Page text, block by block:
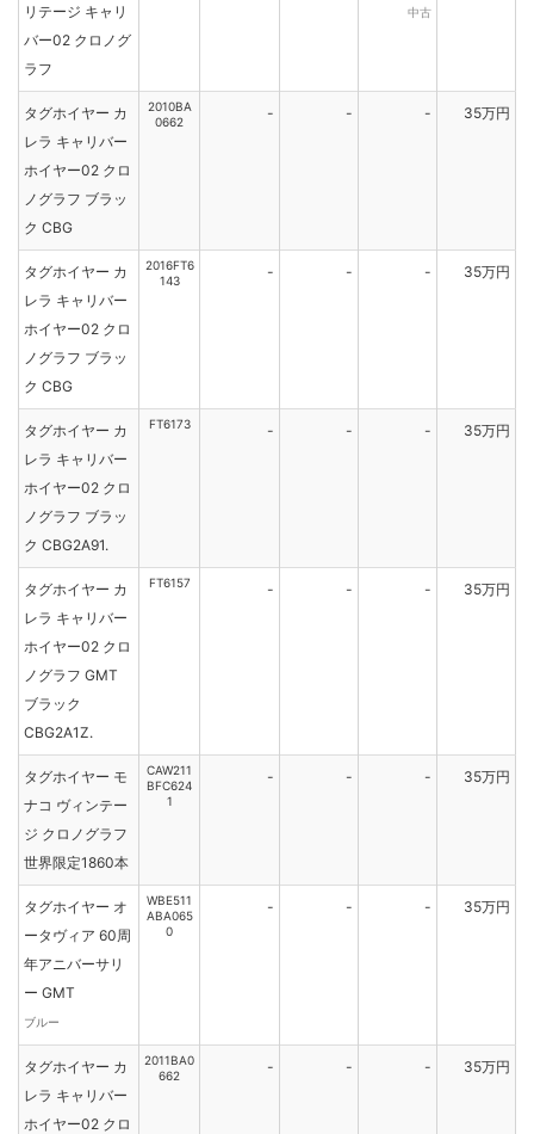
リテージ キャリ
バー02 クロノグ
ラフ
中古
タグホイヤー カ
レラ キャリバー
ホイヤー02 クロ
ノグラフ ブラッ
ク CBG
2010BA
0662
- - - 35万円
タグホイヤー カ
レラ キャリバー
ホイヤー02 クロ
ノグラフ ブラッ
ク CBG
2016FT6
143
- - - 35万円
タグホイヤー カ
レラ キャリバー
ホイヤー02 クロ
ノグラフ ブラッ
ク CBG2A91.
FT6173 - - - 35万円
タグホイヤー カ
レラ キャリバー
ホイヤー02 クロ
ノグラフ GMT
ブラック
CBG2A1Z.
FT6157 - - - 35万円
タグホイヤー モ
ナコ ヴィンテー
ジ クロノグラフ
世界限定1860本
CAW211
BFC624
1
- - - 35万円
タグホイヤー オ
ータヴィア 60周
年アニバーサリ
ー GMT
ブルー
WBE511
ABA065
0
- - - 35万円
タグホイヤー カ
レラ キャリバー
ホイヤー02 クロ
2011BA0
662
- - - 35万円